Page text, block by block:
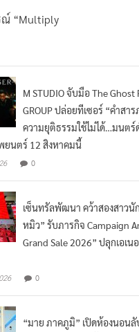
ณ์ “Multiply
M STUDIO จับมือ The Ghost
GROUP ปล่อยทีเซอร์ “คำสา
ความยุติธรรมใช้ไม่ได้…มนตร์
ยนตร์ 12 สิงหาคมนี้
0
เซ็นทรัลพัฒนา คว้าสองสาวนั
หมิว” รับภารกิจ Campaign
Grand Sale 2026” ปลุกเอเ
0
“มาย ภาคภูมิ” เปิดห้องนอน